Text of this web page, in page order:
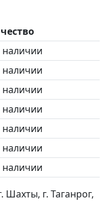
наличии
наличии
наличии
наличии
наличии
наличии
наличии
Шахты, г. Таганрог,